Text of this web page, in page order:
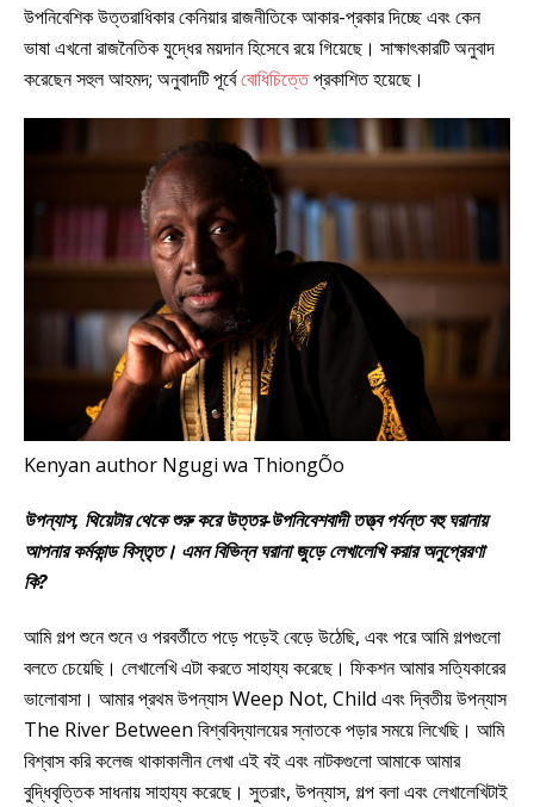
উপনিবেশিক উত্তরাধিকার কেনিয়ার রাজনীতিকে আকার-প্রকার দিচ্ছে এবং কেন
ভাষা এখনো রাজনৈতিক যুদ্ধের ময়দান হিসেবে রয়ে গিয়েছে। সাক্ষাৎকারটি অনুবাদ
করেছেন সহুল আহমদ; অনুবাদটি পূর্বেবোধিচিত্তেপ্রকাশিত হয়েছে।
Kenyan author Ngugi wa ThiongÕo
উপন্যাস, থিয়েটার থেকে শুরু করে উত্তর-উপনিবেশবাদী তত্ত্ব পর্যন্ত বহু ঘরানায়
আপনার কর্মকান্ড বিস্তৃত। এমন বিভিন্ন ঘরানা জুড়ে লেখালেখি করার অনুপ্রেরণা
কি?
আমি গল্প শুনে শুনে ও পরবর্তীতে পড়ে পড়েই বেড়ে উঠেছি, এবং পরে আমি গল্পগুলো
বলতে চেয়েছি। লেখালেখি এটা করতে সাহায্য করেছে। ফিকশন আমার সত্যিকারের
ভালোবাসা। আমার প্রথম উপন্যাস Weep Not, Child এবং দ্বিতীয় উপন্যাস
The River Between বিশ্ববিদ্যালয়ের স্নাতকে পড়ার সময়ে লিখেছি। আমি
বিশ্বাস করি কলেজ থাকাকালীন লেখা এই বই এবং নাটকগুলো আমাকে আমার
বুদ্ধিবৃত্তিক সাধনায় সাহায্য করেছে। সুতরাং, উপন্যাস, গল্প বলা এবং লেখালেখিটাই